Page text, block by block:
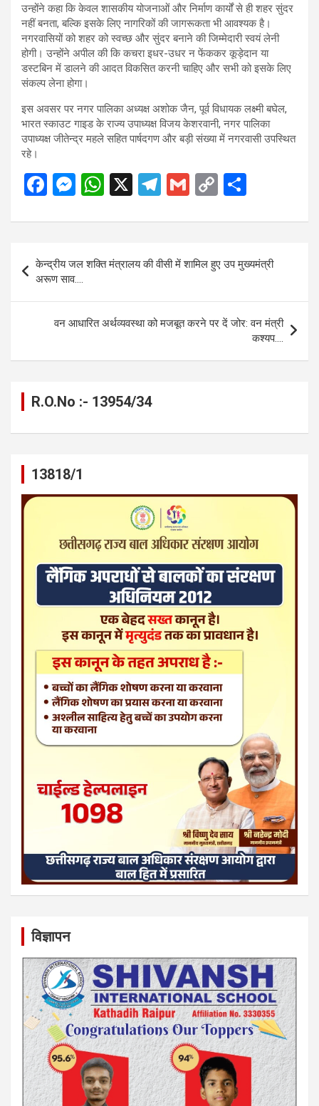
उन्होंने कहा कि केवल शासकीय योजनाओं और निर्माण कार्यों से ही शहर सुंदर
नहीं बनता, बल्कि इसके लिए नागरिकों की जागरूकता भी आवश्यक है।
नगरवासियों को शहर को स्वच्छ और सुंदर बनाने की जिम्मेदारी स्वयं लेनी
होगी। उन्होंने अपील की कि कचरा इधर-उधर न फेंककर कूड़ेदान या
डस्टबिन में डालने की आदत विकसित करनी चाहिए और सभी को इसके लिए
संकल्प लेना होगा।
इस अवसर पर नगर पालिका अध्यक्ष अशोक जैन, पूर्व विधायक लक्ष्मी बघेल,
भारत स्काउट गाइड के राज्य उपाध्यक्ष विजय केशरवानी, नगर पालिका
उपाध्यक्ष जीतेन्द्र महले सहित पार्षदगण और बड़ी संख्या में नगरवासी उपस्थित
रहे।
F
ce
b
o
o
k
M
se
g
er
W
at
s
A
p
p
X
T
e
gr
a
m
G
ail
C
py
n
k
ar
Post
navigation
केन्द्रीय जल शक्ति मंत्रालय की वीसी में शामिल हुए उप मुख्यमंत्री
अरूण साव….
वन आधारित अर्थव्यवस्था को मजबूत करने पर दें जोर: वन मंत्री
कश्यप….
R.O.No :- 13954/34
13818/1
विज्ञापन